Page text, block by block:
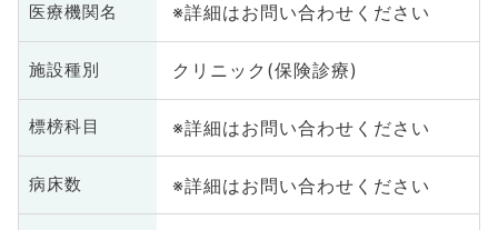
医療機関名 ※詳細はお問い合わせください
施設種別 クリニック(保険診療)
標榜科目 ※詳細はお問い合わせください
病床数 ※詳細はお問い合わせください